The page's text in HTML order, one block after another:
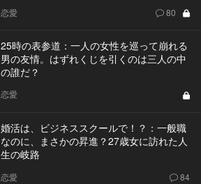
恋愛 80
25時の表参道：一人の女性を巡って崩れる
男の友情。はずれくじを引くのは三人の中
の誰だ？
恋愛
婚活は、ビジネススクールで！？：一般職
なのに、まさかの昇進？27歳女に訪れた人
生の岐路
恋愛 84